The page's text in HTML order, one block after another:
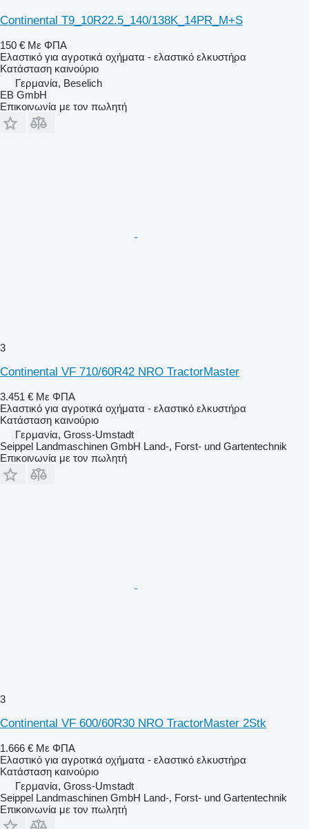
Continental T9_10R22.5_140/138K_14PR_M+S
150 € Με ΦΠΑ
Ελαστικό για αγροτικά οχήματα - ελαστικό ελκυστήρα
Κατάσταση καινούριο
Γερμανία, Beselich
EB GmbH
Επικοινωνία με τον πωλητή
3
Continental VF 710/60R42 NRO TractorMaster
3.451 € Με ΦΠΑ
Ελαστικό για αγροτικά οχήματα - ελαστικό ελκυστήρα
Κατάσταση καινούριο
Γερμανία, Gross-Umstadt
Seippel Landmaschinen GmbH Land-, Forst- und Gartentechnik
Επικοινωνία με τον πωλητή
3
Continental VF 600/60R30 NRO TractorMaster 2Stk
1.666 € Με ΦΠΑ
Ελαστικό για αγροτικά οχήματα - ελαστικό ελκυστήρα
Κατάσταση καινούριο
Γερμανία, Gross-Umstadt
Seippel Landmaschinen GmbH Land-, Forst- und Gartentechnik
Επικοινωνία με τον πωλητή